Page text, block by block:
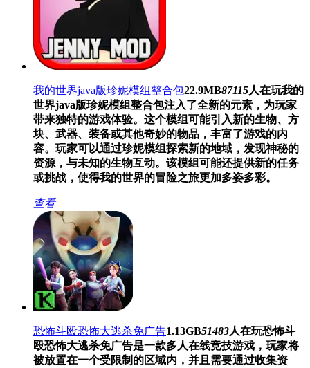
我的世界java版珍妮模组整合包22.9MB87115人在玩我的
世界java版珍妮模组整合包注入了全新的元素，为玩家
带来独特的游戏体验。这个模组可能引入新的生物、方
块、武器、装备或其他奇妙的物品，丰富了游戏的内
容。玩家可以通过珍妮模组探索新的地域，发现神秘的
资源，与未知的生物互动。该模组可能还提供新的任务
或挑战，使得我的世界的冒险之旅更加多姿多彩。
查看
恐怖斗殴恐怖大逃杀免广告1.13GB51483人在玩恐怖斗
殴恐怖大逃杀免广告是一款多人在线竞技游戏，玩家将
被放置在一个受限制的区域内，并且需要通过收集资